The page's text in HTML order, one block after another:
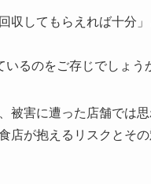
収してもらえれば十分
いるのをご存じでしょう
害に遭った店舗では
店が抱えるリスクとそ